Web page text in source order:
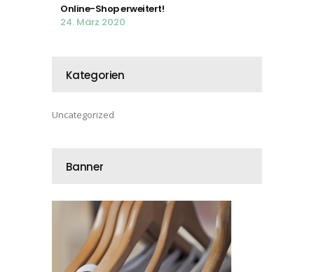
Online-Shop erweitert!
24. März 2020
Kategorien
Uncategorized
Banner